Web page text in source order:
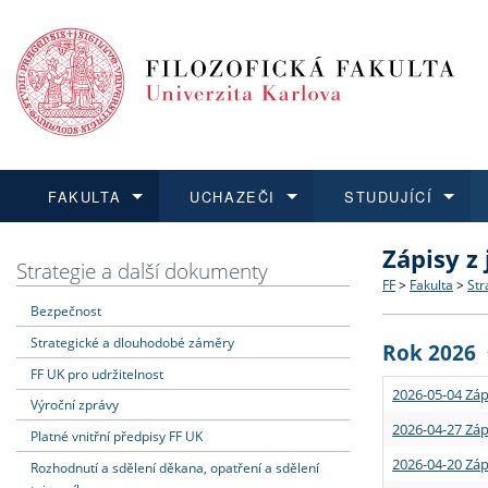
FAKULTA
Dozvědět se více
Struktura
Strategie
Podpora
UCHAZEČI
Podat přihlášku
Co
Učitelské
STUDUJÍCÍ
Dozvědět se více
Rigorózní
Dozvědět se více
O vědě a
Granty a
Dozvědět se více
Aktuální
Strategie a další dokumenty
Bezpečnost
Strategické a dlouhodobé záměry
FF UK pro udržitelnost
Výroční zprávy
Platné vnitřní předpisy FF UK
Rozhodnutí a sdělení děkana, opatření a sdělení
Zápisy
FF > Fakulta >
Rok 2026
2026-05-04
2026-04-27
2026-04-20